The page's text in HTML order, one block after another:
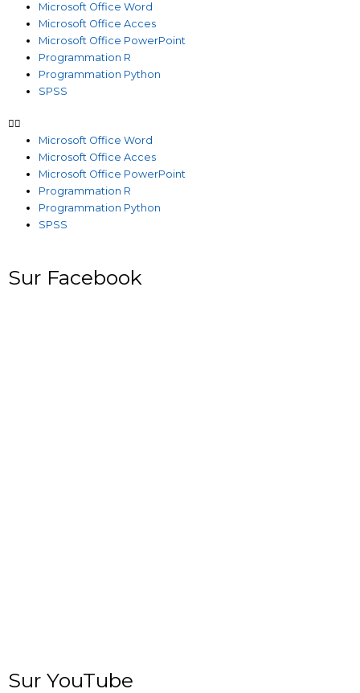
Microsoft Office Word
Microsoft Office Acces
Microsoft Office PowerPoint
Programmation R
Programmation Python
SPSS
Microsoft Office Word
Microsoft Office Acces
Microsoft Office PowerPoint
Programmation R
Programmation Python
SPSS
Sur Facebook
Sur YouTube